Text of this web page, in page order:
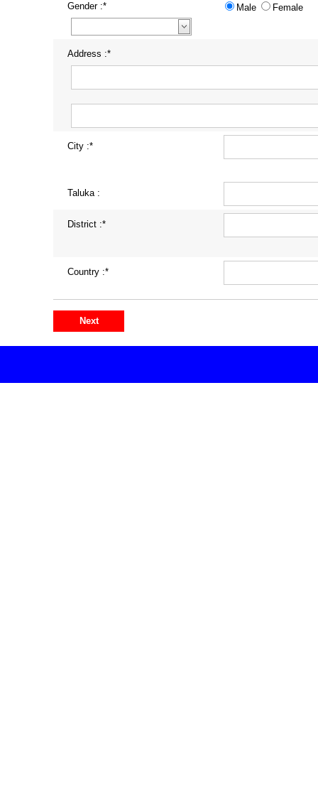
Gender :* Male Female
Address :*
City :*
Taluka :
District :*
Country :*